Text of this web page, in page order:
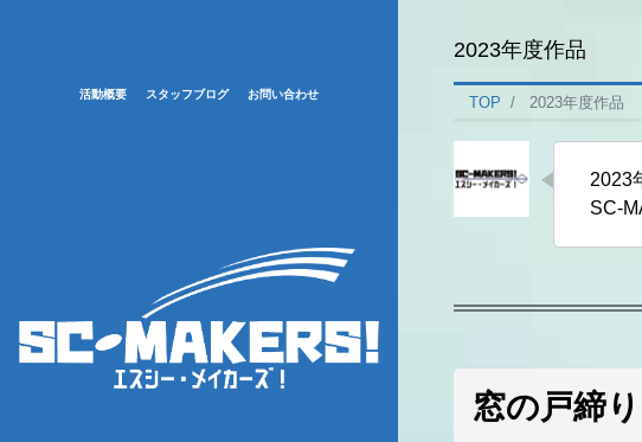
活動概要 スタッフブログ お問い合わせ
2023年度作品
TOP 2023年度作品
2023
SC-
窓の戸締